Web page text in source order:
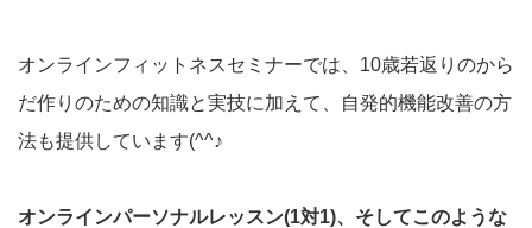
オンラインフィットネスセミナーでは、10歳若返りのから
だ作りのための知識と実技に加えて、自発的機能改善の方
法も提供しています(^^♪
オンラインパーソナルレッスン(1対1)、そしてこのような